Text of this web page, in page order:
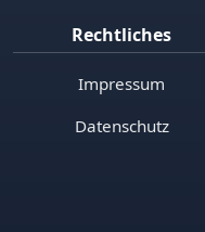
Rechtliches
Impressum
Datenschutz